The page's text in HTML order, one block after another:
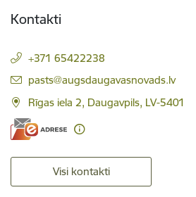
Kontakti
+371 65422238
E-pasts:
pasts@augsdaugavasnovads.lv
Rīgas iela 2, Daugavpils, LV-5401
Visi kontakti